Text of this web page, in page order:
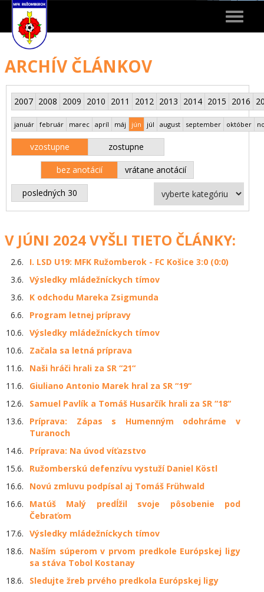
Toggle
ARCHÍV ČLÁNKOV
2007 2008 2009 2010 2011 2012 2013 2014 2015 2016
január február marec apríl máj jún júl august september október
vzostupne zostupne
bez anotácií vrátane anotácií
posledných 30
V JÚNI 2024 VYŠLI TIETO ČLÁNKY:
2.6.
I. LSD U19: MFK Ružomberok - FC Košice 3:0 (0:0)
3.6. Výsledky mládežníckych tímov
3.6.
K odchodu Mareka Zsigmunda
6.6.
Program letnej prípravy
10.6. Výsledky mládežníckych tímov
10.6.
Začala sa letná príprava
11.6.
Naši hráči hrali za SR “21“
11.6.
Giuliano Antonio Marek hral za SR “19“
12.6.
Samuel Pavlík a Tomáš Husarčík hrali za SR “18“
13.6.
Príprava: Zápas s Humenným odohráme v
Turanoch
14.6.
Príprava: Na úvod víťazstvo
15.6.
Ružomberskú defenzívu vystuží Daniel Köstl
16.6.
Novú zmluvu podpísal aj Tomáš Frühwald
16.6.
Matúš Malý predĺžil svoje pôsobenie pod
Čebraťom
17.6. Výsledky mládežníckych tímov
18.6.
Naším súperom v prvom predkole Európskej ligy
sa stáva Tobol Kostanay
18.6.
Sledujte žreb prvého predkola Európskej ligy